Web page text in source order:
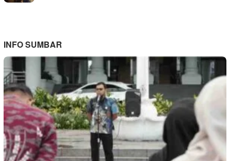
INFO SUMBAR